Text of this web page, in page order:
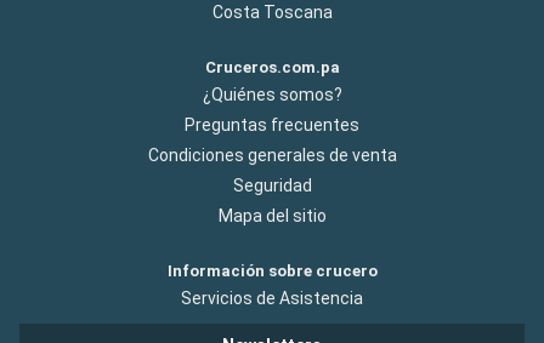
Costa Toscana
Cruceros.com.pa
¿Quiénes somos?
Preguntas frecuentes
Condiciones generales de venta
Seguridad
Mapa del sitio
Información sobre crucero
Servicios de Asistencia